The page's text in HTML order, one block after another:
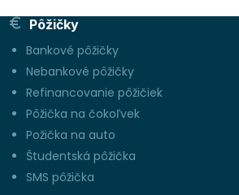
Pôžičky
Bankové pôžičky
Nebankové pôžičky
Refinancovanie pôžičiek
Pôžička na čokoľvek
Požička na auto
Študentská pôžička
SMS pôžička